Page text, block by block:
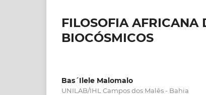
FILOSOFIA AFRICANA
BIOCÓSMICOS
Bas´Ilele Malomalo
UNILAB/IHL Campos dos Malês - Bahia